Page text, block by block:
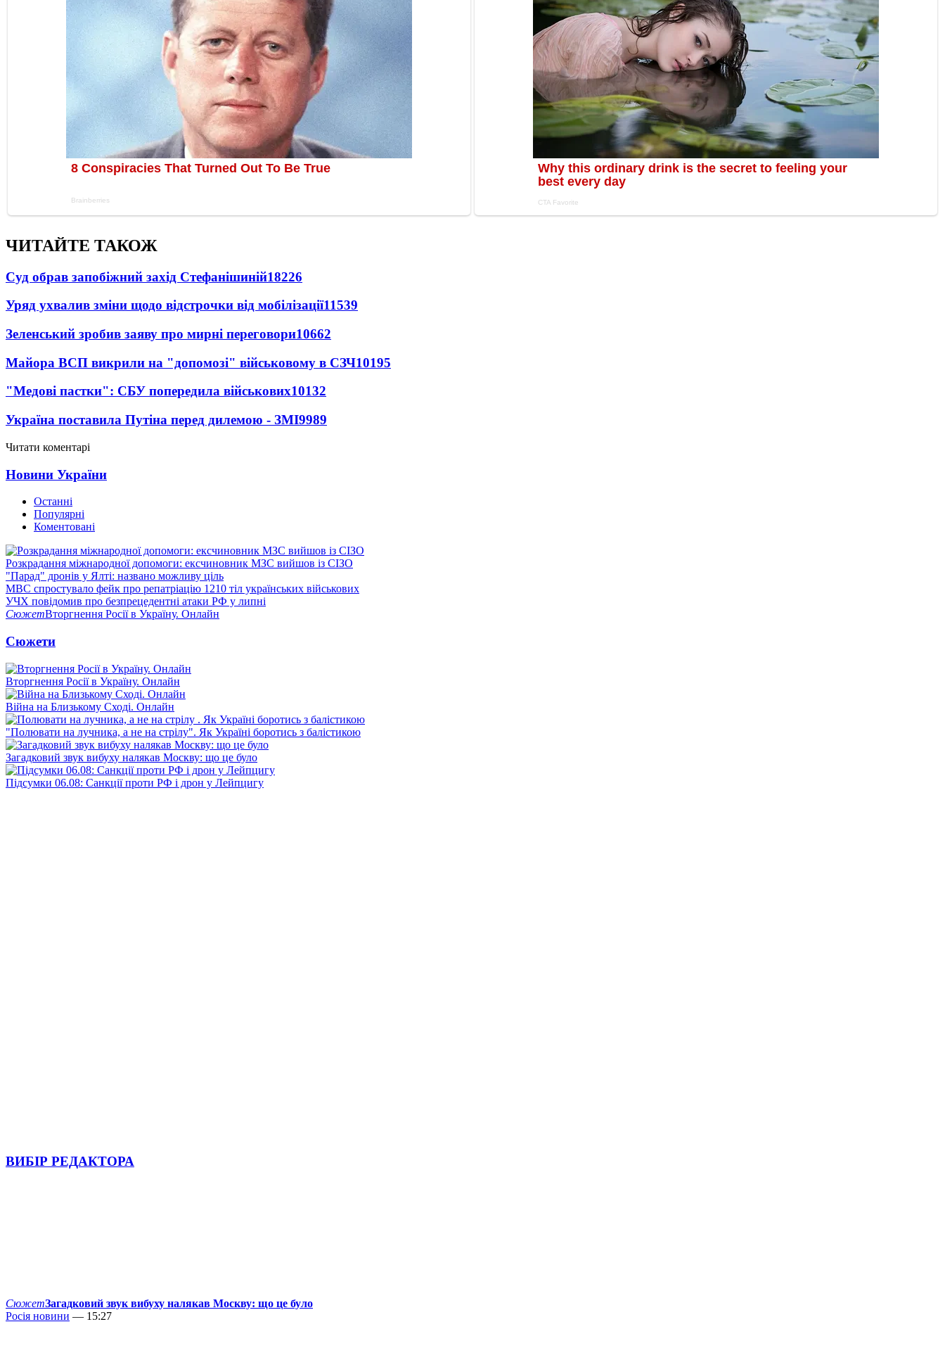
ЧИТАЙТЕ ТАКОЖ
Суд обрав запобіжний захід Стефанішиній18226
Уряд ухвалив зміни щодо відстрочки від мобілізації11539
Зеленський зробив заяву про мирні переговори10662
Майора ВСП викрили на "допомозі" військовому в СЗЧ10195
"Медові пастки": СБУ попередила військових10132
Україна поставила Путіна перед дилемою - ЗМІ9989
Читати коментарі
Новини України
Останні
Популярні
Коментовані
Розкрадання міжнародної допомоги: ексчиновник МЗС вийшов із СІЗО
"Парад" дронів у Ялті: названо можливу ціль
МВС спростувало фейк про репатріацію 1210 тіл українських військових
УЧХ повідомив про безпрецедентні атаки РФ у липні
СюжетВторгнення Росії в Україну. Онлайн
Сюжети
Вторгнення Росії в Україну. Онлайн
Війна на Близькому Сході. Онлайн
"Полювати на лучника, а не на стрілу". Як Україні боротись з балістикою
Загадковий звук вибуху налякав Москву: що це було
Підсумки 06.08: Санкції проти РФ і дрон у Лейпцигу
ВИБІР РЕДАКТОРА
СюжетЗагадковий звук вибуху налякав Москву: що це було
Росія новини — 15:27